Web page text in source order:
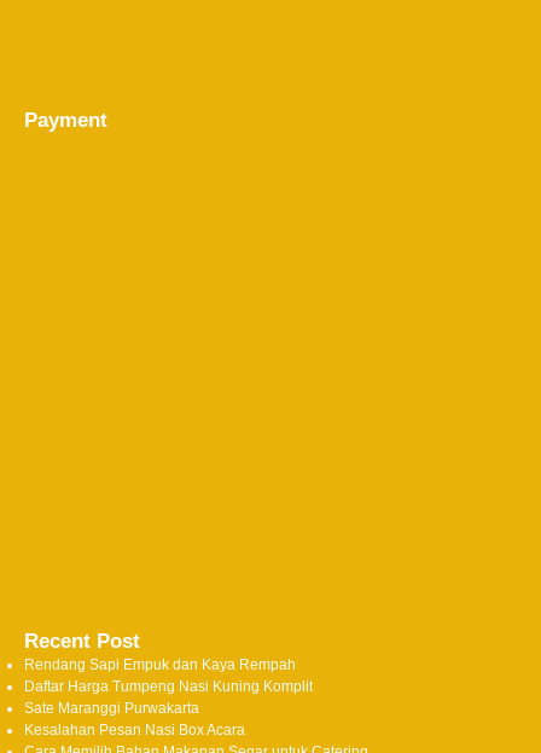
Payment
Recent Post
Rendang Sapi Empuk dan Kaya Rempah
Daftar Harga Tumpeng Nasi Kuning Komplit
Sate Maranggi Purwakarta
Kesalahan Pesan Nasi Box Acara